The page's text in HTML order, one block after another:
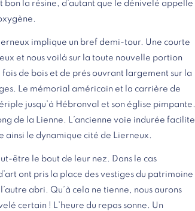
bon la résine, d’autant que le dénivelé appelle
implique un bref demi-tour. Une courte
et nous voilà sur la toute nouvelle portion
de bois et de prés ouvrant largement sur la
Le mémorial américain et la carrière de
jusqu’à Hébronval et son église pimpante.
de la Lienne. L’ancienne voie indurée facilite
ainsi le dynamique cité de Lierneux.
être le bout de leur nez. Dans le cas
ont pris la place des vestiges du patrimoine
abri. Qu’à cela ne tienne, nous aurons
certain ! L’heure du repas sonne. Un